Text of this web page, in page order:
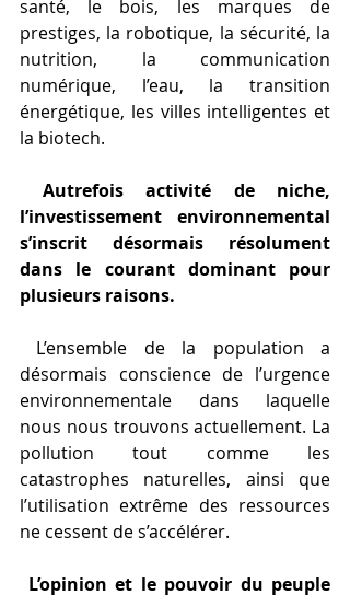
santé, le bois, les marques de
prestiges, la robotique, la sécurité, la
nutrition, la communication
numérique, l’eau, la transition
énergétique, les villes intelligentes et
la biotech.
Autrefois activité de niche,
l’investissement environnemental
s’inscrit désormais résolument
dans le courant dominant pour
plusieurs raisons.
désormais conscience de l’urgence
environnementale dans laquelle
nous nous trouvons actuellement. La
pollution tout comme les
catastrophes naturelles, ainsi que
l’utilisation extrême des ressources
ne cessent de s’accélérer.
L’opinion et le pouvoir du peuple